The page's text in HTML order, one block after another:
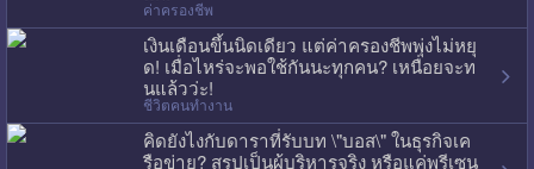
ค่าครองชีพ
เงินเดือนขึ้นนิดเดียว แต่ค่าครองชีพพุ่งไม่หยุ
ด! เมื่อไหร่จะพอใช้กันนะทุกคน? เหนื่อยจะท
นแล้วว่ะ!
ชีวิตคนทำงาน
คิดยังไงกับดาราที่รับบท \"บอส\" ในธุรกิจเค
รือข่าย? สรุปเป็นผู้บริหารจริง หรือแค่พรีเซน